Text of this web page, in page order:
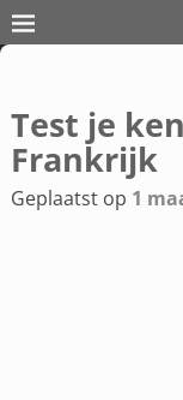
Bericht navigatie
Test je
Frankrijk
Geplaatst op 1